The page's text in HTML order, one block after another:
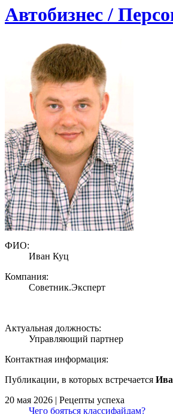
Автобизнес /
ФИО:
Иван Куц
Компания:
Советник.Эксперт
Актуальная должность:
Управляющий партнер
Контактная информация:
Публикации, в которых встречается
20 мая 2026 | Рецепты успеха
Чего бояться классифайдам?